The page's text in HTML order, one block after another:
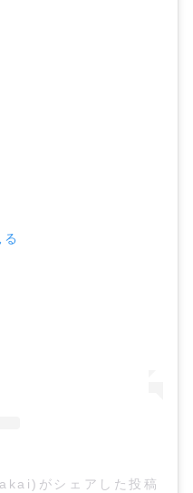
がシェアした投稿